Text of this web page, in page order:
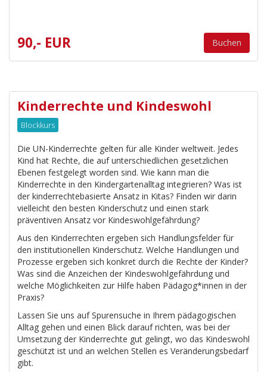
90,- EUR Buchen
Kinderrechte und Kindeswohl
Blockkurs
Die UN-Kinderrechte gelten für alle Kinder weltweit. Jedes
Kind hat Rechte, die auf unterschiedlichen gesetzlichen
Ebenen festgelegt worden sind. Wie kann man die
Kinderrechte in den Kindergartenalltag integrieren? Was ist
der kinderrechtebasierte Ansatz in Kitas? Finden wir darin
vielleicht den besten Kinderschutz und einen stark
präventiven Ansatz vor Kindeswohlgefährdung?
Aus den Kinderrechten ergeben sich Handlungsfelder für
den institutionellen Kinderschutz. Welche Handlungen und
Prozesse ergeben sich konkret durch die Rechte der Kinder?
Was sind die Anzeichen der Kindeswohlgefährdung und
welche Möglichkeiten zur Hilfe haben Pädagog*innen in der
Praxis?
Lassen Sie uns auf Spurensuche in Ihrem pädagogischen
Alltag gehen und einen Blick darauf richten, was bei der
Umsetzung der Kinderrechte gut gelingt, wo das Kindeswohl
geschützt ist und an welchen Stellen es Veränderungsbedarf
gibt.